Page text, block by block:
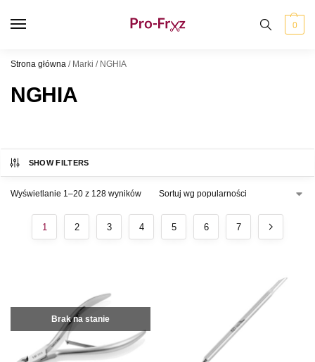
0
Strona główna / Marki / NGHIA
NGHIA
SHOW FILTERS
Wyświetlanie 1–20 z 128 wyników
1 2 3 4 5 6 7
Brak na stanie